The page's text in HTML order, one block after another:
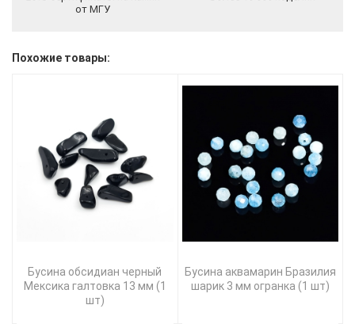
от МГУ
Похожие товары:
Бусина обсидиан черный
Мексика галтовка 13 мм (1
шт)
Бусина аквамарин Бразилия
шарик 3 мм огранка (1 шт)